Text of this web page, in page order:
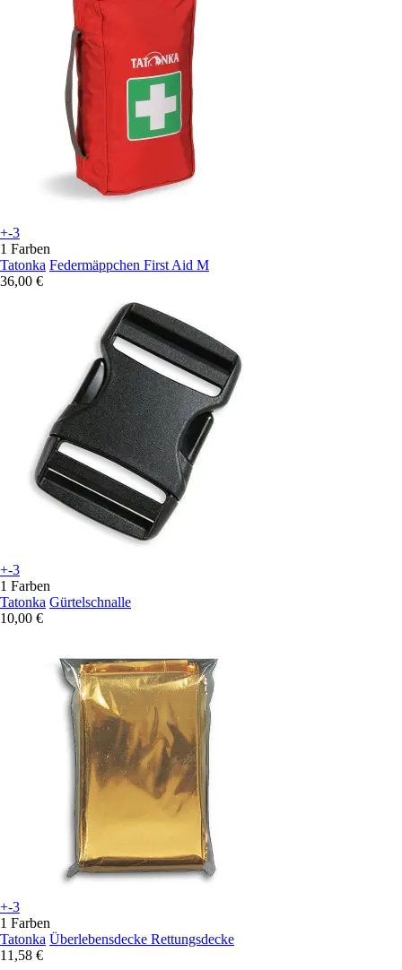
+-3
1 Farben
Tatonka Federmäppchen First Aid M
36,00 €
+-3
1 Farben
Tatonka Gürtelschnalle
10,00 €
+-3
1 Farben
Tatonka Überlebensdecke Rettungsdecke
11,58 €